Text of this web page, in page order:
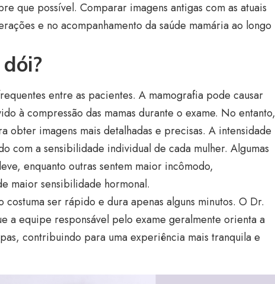
que possível. Comparar imagens antigas com as atuais
e no acompanhamento da saúde mamária ao longo
entre as pacientes. A mamografia pode causar
à compressão das mamas durante o exame. No entanto,
obter imagens mais detalhadas e precisas. A intensidade
com a sensibilidade individual de cada mulher. Algumas
enquanto outras sentem maior incômodo,
maior sensibilidade hormonal.
ser rápido e dura apenas alguns minutos. O Dr.
a equipe responsável pelo exame geralmente orienta a
contribuindo para uma experiência mais tranquila e